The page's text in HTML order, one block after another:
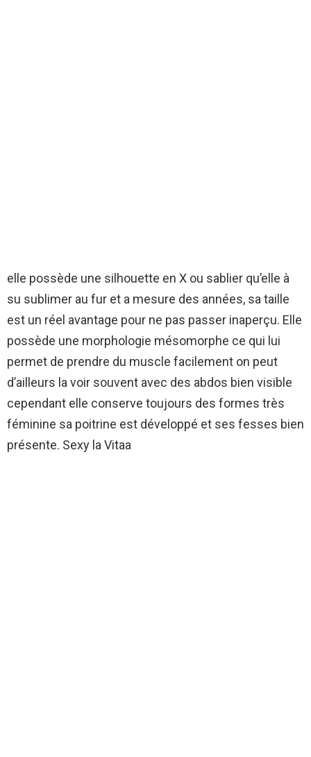
elle possède une silhouette en X ou sablier qu’elle à
su sublimer au fur et a mesure des années, sa taille
est un réel avantage pour ne pas passer inaperçu. Elle
possède une morphologie mésomorphe ce qui lui
permet de prendre du muscle facilement on peut
d’ailleurs la voir souvent avec des abdos bien visible
cependant elle conserve toujours des formes très
féminine sa poitrine est développé et ses fesses bien
présente. Sexy la Vitaa